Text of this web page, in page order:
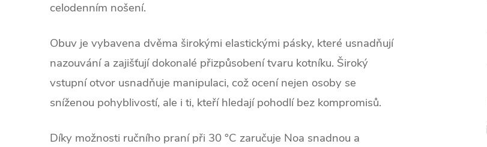
celodenním nošení.
Obuv je vybavena dvěma širokými elastickými pásky, které usnadňují
nazouvání a zajišťují dokonalé přizpůsobení tvaru kotníku. Široký
vstupní otvor usnadňuje manipulaci, což ocení nejen osoby se
sníženou pohyblivostí, ale i ti, kteří hledají pohodlí bez kompromisů.
Díky možnosti ručního praní při 30 °C zaručuje Noa snadnou a